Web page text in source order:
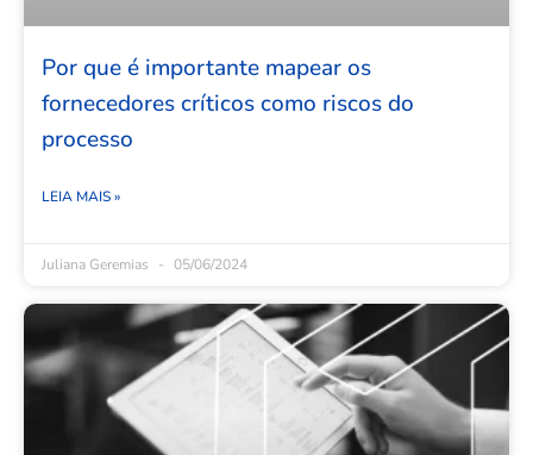
Por que é importante mapear os
fornecedores críticos como riscos do
processo
LEIA MAIS »
Juliana Geremias 05/06/2024